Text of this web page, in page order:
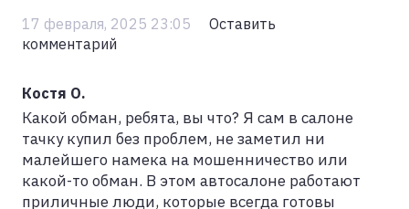
17 февраля, 2025 23:05
Оставить
комментарий
Костя О.
Какой обман, ребята, вы что? Я сам в салоне
тачку купил без проблем, не заметил ни
малейшего намека на мошенничество или
какой-то обман. В этом автосалоне работают
приличные люди, которые всегда готовы